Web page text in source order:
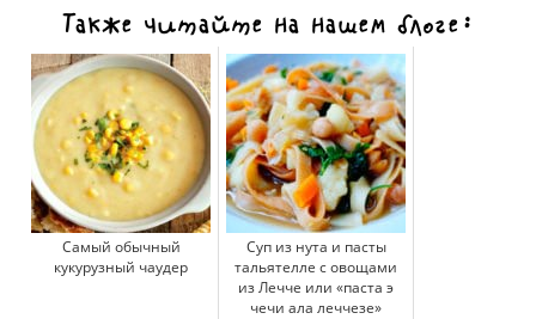
Также читайте на нашем блоге:
Самый обычный
кукурузный чаудер
Суп из нута и пасты
тальятелле с овощами
из Лечче или «паста э
чечи ала леччезе»